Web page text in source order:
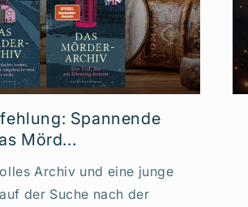
Spannende
Mörd...
Archiv und eine junge
der Suche nach der